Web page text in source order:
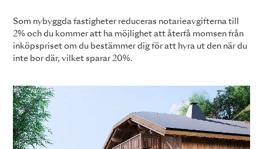
Som nybyggda fastigheter reduceras notarieavgifterna till
2% och du kommer att ha möjlighet att återfå momsen från
inköpspriset om du bestämmer dig för att hyra ut den när du
inte bor där, vilket sparar 20%.